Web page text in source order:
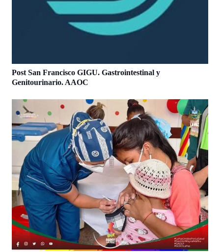
Post San Francisco GIGU. Gastrointestinal y
Genitourinario. AAOC